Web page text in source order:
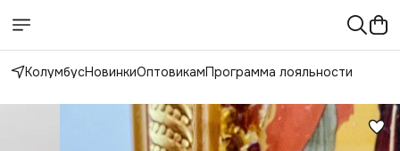
КолумбусНовинкиОптовикамПрограмма лояльности